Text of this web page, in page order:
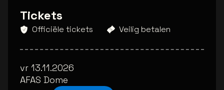
Tickets
Officiële tickets Veilig betalen
vr 13.11.2026
AFAS Dome